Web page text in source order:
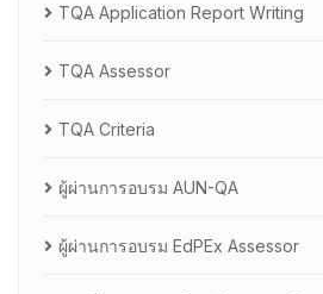
TQA Application Report Writing
TQA Assessor
TQA Criteria
ผู้ผ่านการอบรม AUN-QA
ผู้ผ่านการอบรม EdPEx Assessor